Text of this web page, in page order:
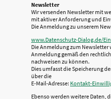
Newsletter
Wir versenden Newsletter mit
mit aktiver Anforderung und
Die Anmeldung zu unserem
www.Datenschutz-Dialog.de/
Die Anmeldung zum
Anmeldung gemäß den
nachweisen zu können.
Dies umfasst die Speicherung
über die
E-Mail-Adresse: Kontakt-
Ebenso werden weitere Daten,